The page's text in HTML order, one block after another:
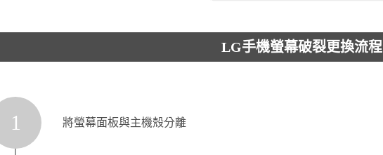
LG手機螢幕破裂更換流程
1 將螢幕面板與主機殼分離